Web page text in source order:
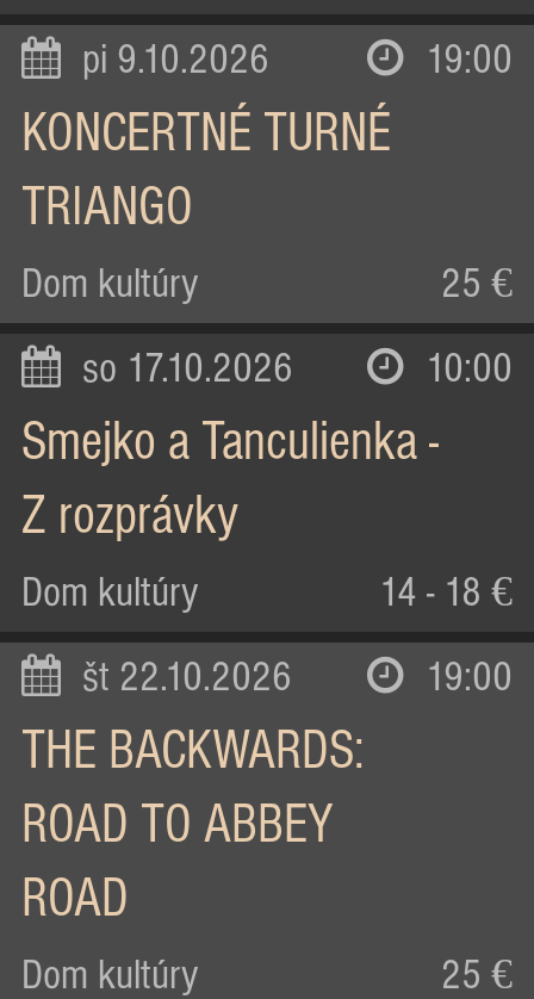
pi 9.10.2026 19:00
KONCERTNÉ TURNÉ
TRIANGO
Dom kultúry 25 €
so 17.10.2026 10:00
Smejko a Tanculienka -
Z rozprávky
Dom kultúry 14 - 18 €
št 22.10.2026 19:00
THE BACKWARDS:
ROAD TO ABBEY
ROAD
Dom kultúry 25 €